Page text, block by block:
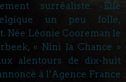
surréaliste. Elle
un peu folle,
Née Léonie Cooreman le
« Nini la Chance »
alentours de dix-huit
à l’Agence France